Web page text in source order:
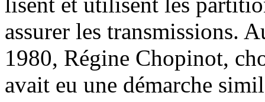
assurer les transmissions.
1980, Régine Chopinot,
avait eu une démarche